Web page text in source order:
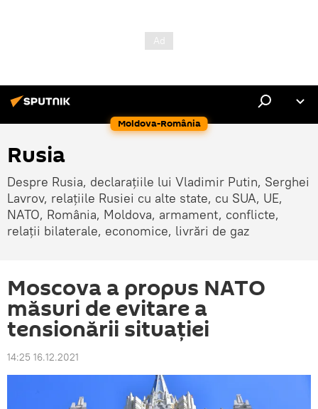
Moldova-România
Rusia
Despre Rusia, declarațiile lui Vladimir Putin, Serghei
Lavrov, relațiile Rusiei cu alte state, cu SUA, UE,
NATO, România, Moldova, armament, conflicte,
relații bilaterale, economice, livrări de gaz
Moscova a propus NATO
măsuri de evitare a
tensionării situației
14:25 16.12.2021